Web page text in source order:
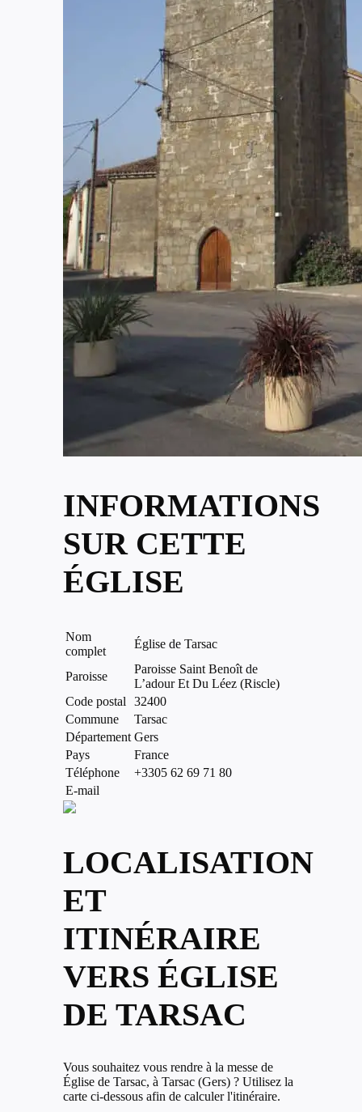
INFORMATIONS
SUR CETTE
ÉGLISE
Nom
complet
Église de Tarsac
Paroisse
Paroisse Saint Benoît de
L’adour Et Du Léez (Riscle)
Code postal
32400
Commune
Tarsac
Département Gers
Pays
France
Téléphone
+3305 62 69 71 80
E-mail
LOCALISATION
ET
ITINÉRAIRE
VERS ÉGLISE
DE TARSAC
Vous souhaitez vous rendre à la messe de
Église de Tarsac, à Tarsac (Gers) ? Utilisez la
carte ci-dessous afin de calculer l'itinéraire.